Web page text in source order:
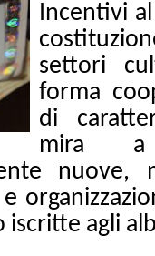
Incentivi
settori
forma
di
mira a
nuove,
iscritte agli